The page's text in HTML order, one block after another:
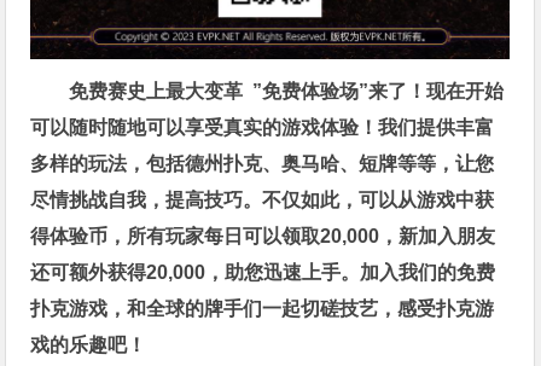
免费赛史上最大变革 ”免费体验场”来了！现在开始
可以随时随地可以享受真实的游戏体验！我们提供丰富
多样的玩法，包括德州扑克、奥马哈、短牌等等，让您
尽情挑战自我，提高技巧。不仅如此，可以从游戏中获
得体验币，所有玩家每日可以领取20,000，新加入朋友
还可额外获得20,000，助您迅速上手。 加入我们的免费
扑克游戏，和全球的牌手们一起切磋技艺，感受扑克游
戏的乐趣吧！